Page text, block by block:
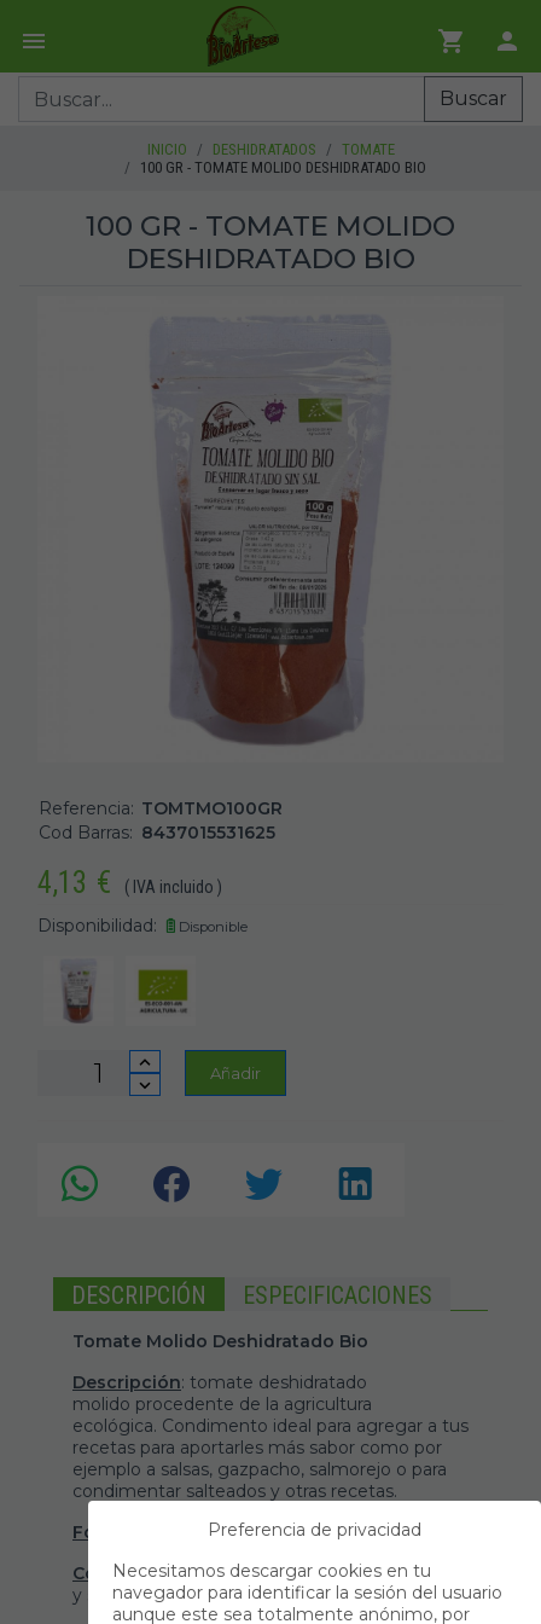
Buscar
INICIO DESHIDRATADOS
TOMATE
100 GR - TOMATE MOLIDO DESHIDRATADO BIO
100 GR - TOMATE MOLIDO
DESHIDRATADO BIO
Referencia: TOMTMO100GR
Cod Barras: 8437015531625
4,13 € ( IVA incluido )
Disponibilidad: Disponible
Añadir
DESCRIPCIÓN ESPECIFICACIONES
Tomate Molido Deshidratado Bio
Descripción: tomate deshidratado
molido procedente de la agricultura
ecológica. Condimento ideal para agregar a tus
recetas para aportarles más sabor como por
ejemplo a salsas, gazpacho, salmorejo o para
condimentar salteados y otras recetas.
Formato
: viene presentado en bolsa de 100 g.
Conservación: conservar en ambiente fresco
y seco.
Preferencia de privacidad
Necesitamos descargar cookies en tu
navegador para identificar la sesión del usuario
aunque este sea totalmente anónimo, por